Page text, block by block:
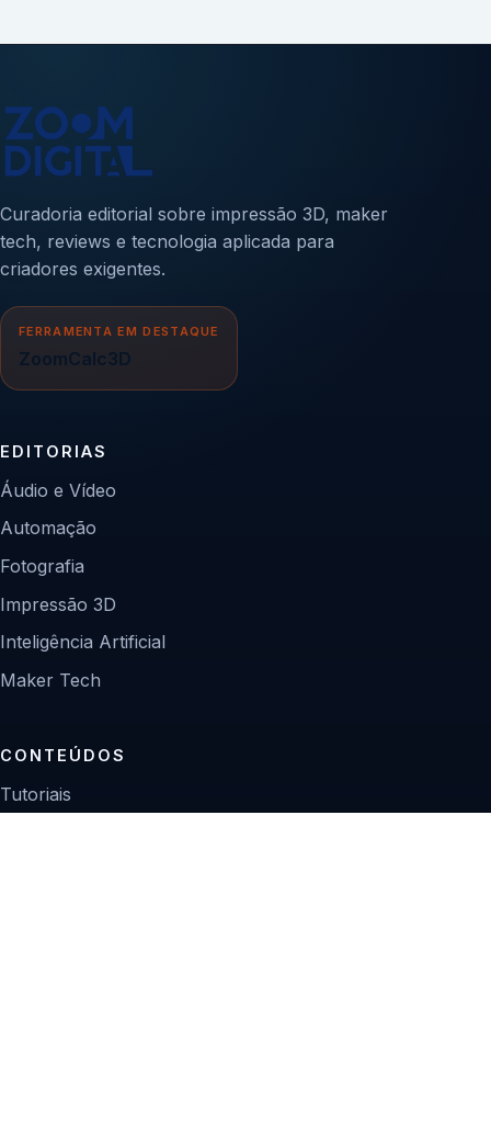
Curadoria editorial sobre impressão 3D, maker
tech, reviews e tecnologia aplicada para
criadores exigentes.
FERRAMENTA EM DESTAQUE
ZoomCalc3D
EDITORIAS
Áudio e Vídeo
Automação
Fotografia
Impressão 3D
Inteligência Artificial
Maker Tech
CONTEÚDOS
Tutoriais